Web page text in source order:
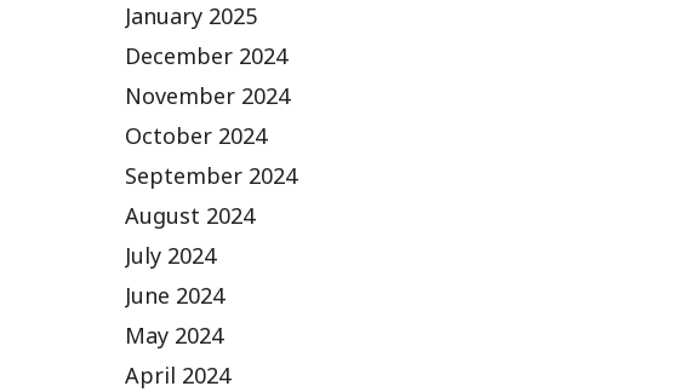
January 2025
December 2024
November 2024
October 2024
September 2024
August 2024
July 2024
June 2024
May 2024
April 2024